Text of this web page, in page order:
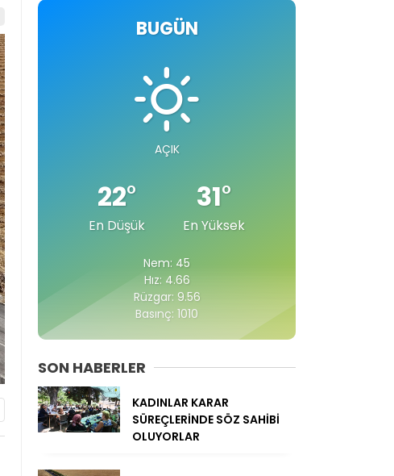
BUGÜN
AÇIK
22°
En Düşük
31°
En Yüksek
Nem: 45
Hız: 4.66
Rüzgar: 9.56
Basınç: 1010
SON HABERLER
KADINLAR KARAR
SÜREÇLERİNDE SÖZ SAHİBİ
OLUYORLAR